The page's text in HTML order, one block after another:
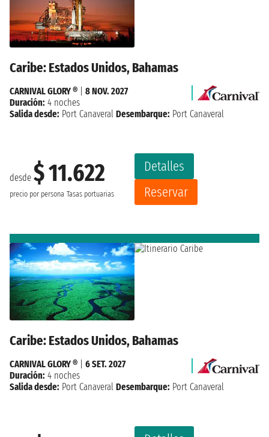
Caribe: Estados Unidos, Bahamas
desde $ 11.622
precio por persona Tasas portuarias
Detalles
Reservar
CARNIVAL GLORY ®
8 NOV. 2027
Duración: 4 noches
Salida desde: Port Canaveral Desembarque: Port Canaveral
Caribe: Estados Unidos, Bahamas
CARNIVAL GLORY ®
6 SET. 2027
Duración: 4 noches
Salida desde: Port Canaveral Desembarque: Port Canaveral